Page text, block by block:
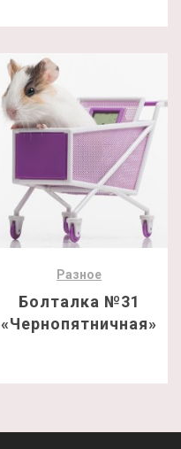
Разное
Болталка №31
«Чернопятничная»